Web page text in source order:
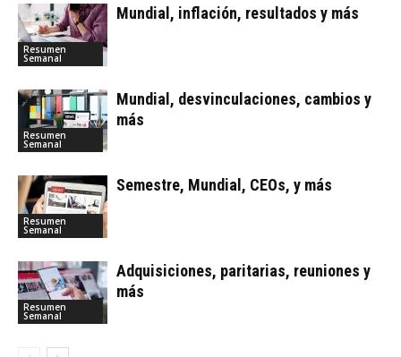
Resumen
Semanal
Mundial, inflación, resultados y más
Resumen
Semanal
Mundial, desvinculaciones, cambios y
más
Resumen
Semanal
Semestre, Mundial, CEOs, y más
Resumen
Semanal
Adquisiciones, paritarias, reuniones y
más